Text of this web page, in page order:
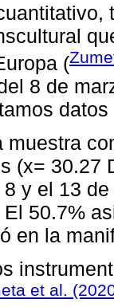
(
8 de
muestra
(x= 30.27
y el 13
50.7%
en la
et al.